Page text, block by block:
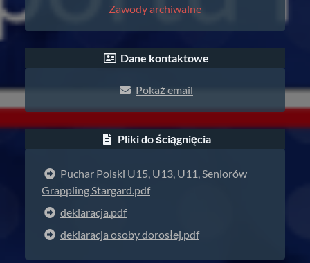
Zawody archiwalne
Dane kontaktowe
Pokaż email
Pliki do ściągnięcia
Puchar Polski U15, U13, U11, Seniorów
Grappling Stargard.pdf
deklaracja.pdf
deklaracja osoby dorosłej.pdf